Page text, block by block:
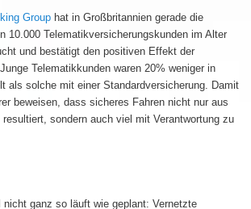
Group hat in Großbritannien gerade die
10.000 Telematikversicherungskunden im Alter
und bestätigt den positiven Effekt der
Telematikkunden waren 20% weniger in
als solche mit einer Standardversicherung. Damit
beweisen, dass sicheres Fahren nicht nur aus
resultiert, sondern auch viel mit Verantwortung zu
nicht ganz so läuft wie geplant: Vernetzte